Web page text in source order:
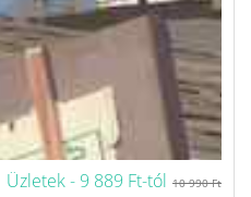
Üzletek - 9 889 Ft-tól 10 990 Ft